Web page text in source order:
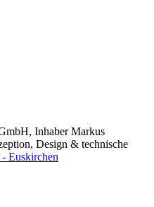
Inhaber Markus
Design & technische
Euskirchen